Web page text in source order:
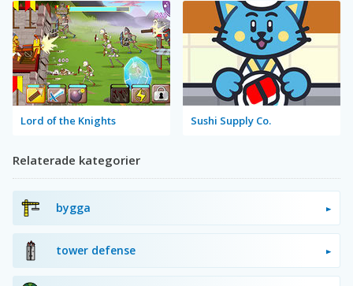
Lord of the Knights Sushi Supply Co.
Relaterade kategorier
bygga
tower defense